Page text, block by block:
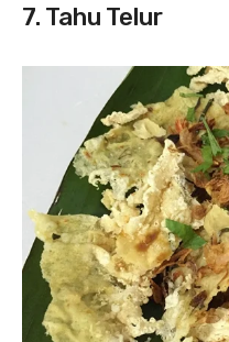
7. Tahu Telur